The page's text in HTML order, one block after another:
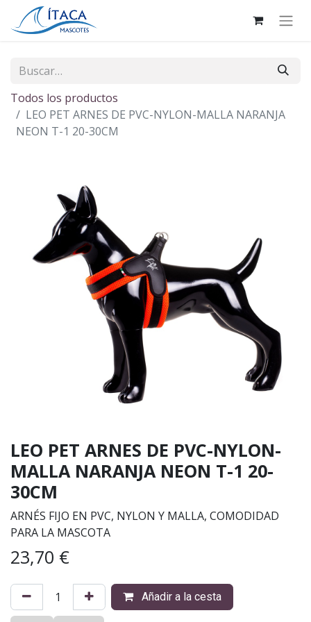
Todos los productos
LEO PET ARNES DE PVC-NYLON-MALLA NARANJA
NEON T-1 20-30CM
LEO PET ARNES DE PVC-NYLON-
MALLA NARANJA NEON T-1 20-
30CM
ARNÉS FIJO EN PVC, NYLON Y MALLA, COMODIDAD
PARA LA MASCOTA
23,70 €
Añadir a la cesta